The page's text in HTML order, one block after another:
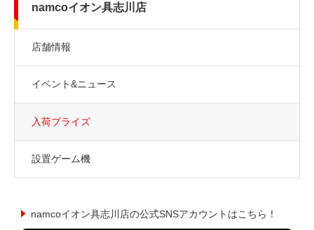
namcoイオン具志川店
店舗情報
イベント&ニュース
入荷プライズ
設置ゲーム機
namcoイオン具志川店の公式SNSアカウントはこちら！